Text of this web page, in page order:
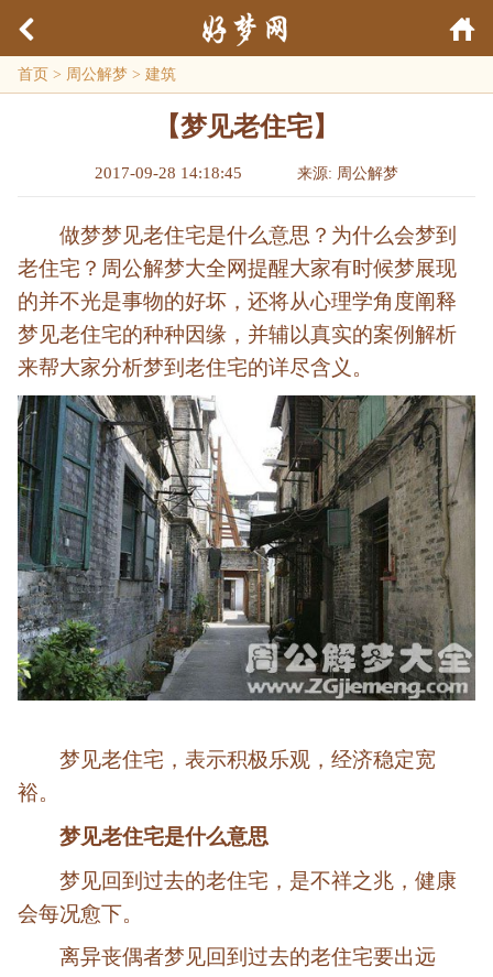
首页 > 周公解梦 > 建筑
【梦见老住宅】
2017-09-28 14:18:45 来源: 周公解梦
做梦梦见老住宅是什么意思？为什么会梦到
老住宅？周公解梦大全网提醒大家有时候梦展现
的并不光是事物的好坏，还将从心理学角度阐释
梦见老住宅的种种因缘，并辅以真实的案例解析
来帮大家分析梦到老住宅的详尽含义。
梦见老住宅，表示积极乐观，经济稳定宽
裕。
梦见老住宅是什么意思
梦见回到过去的老住宅，是不祥之兆，健康
会每况愈下。
离异丧偶者梦见回到过去的老住宅要出远